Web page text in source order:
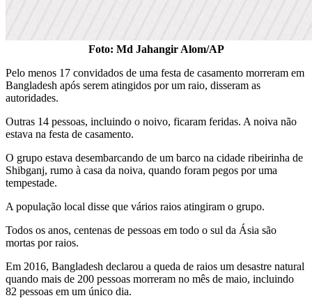
Foto: Md Jahangir Alom/AP
Pelo menos 17 convidados de uma festa de casamento morreram em
Bangladesh após serem atingidos por um raio, disseram as
autoridades.
Outras 14 pessoas, incluindo o noivo, ficaram feridas. A noiva não
estava na festa de casamento.
O grupo estava desembarcando de um barco na cidade ribeirinha de
Shibganj, rumo à casa da noiva, quando foram pegos por uma
tempestade.
A população local disse que vários raios atingiram o grupo.
Todos os anos, centenas de pessoas em todo o sul da Ásia são
mortas por raios.
Em 2016, Bangladesh declarou a queda de raios um desastre natural
quando mais de 200 pessoas morreram no mês de maio, incluindo
82 pessoas em um único dia.